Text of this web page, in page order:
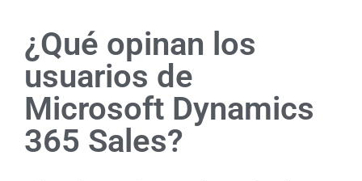
¿Qué opinan los
usuarios de
Microsoft Dynamics
365 Sales?